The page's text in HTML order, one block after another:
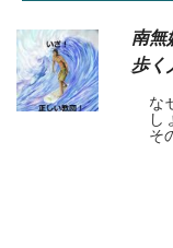
南無
歩く
な
し
そ